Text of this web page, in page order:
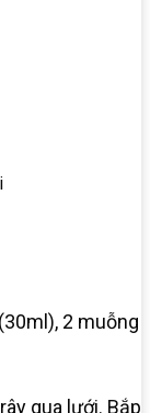
2 muỗng
qua lưới. Bắp